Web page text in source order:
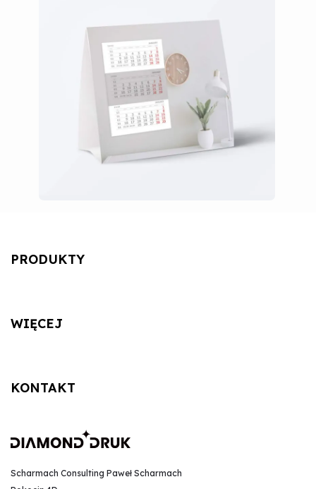
PRODUKTY
WIĘCEJ
KONTAKT
Scharmach Consulting Paweł Scharmach